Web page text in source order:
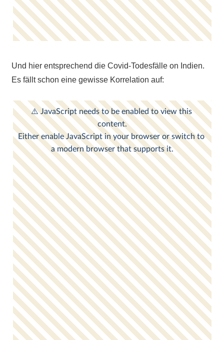
Und hier entsprechend die Covid-Todesfälle on Indien.
Es fällt schon eine gewisse Korrelation auf: